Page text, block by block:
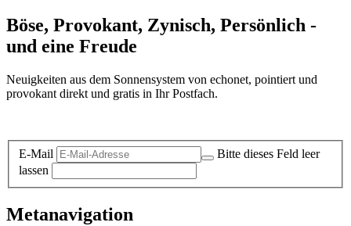
Böse, Provokant, Zynisch, Persönlich -
und eine Freude
Neuigkeiten aus dem Sonnensystem von echonet, pointiert und
provokant direkt und gratis in Ihr Postfach.
E-Mail
Bitte dieses Feld leer
lassen
Metanavigation